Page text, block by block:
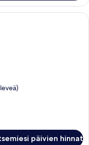
hotellihuone, jossa on
päivien hinnat